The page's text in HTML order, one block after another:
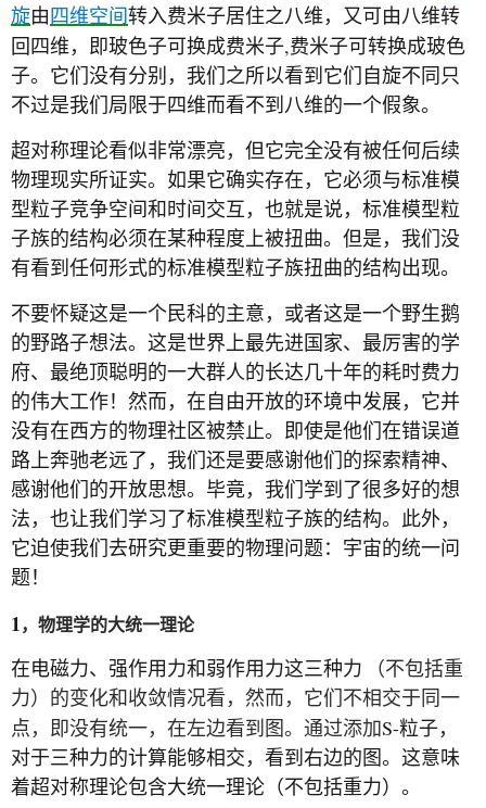
旋由 四维空间 转入费米子居住之八维，又可由八维转
回四维，即玻色子可换成费米子,费米子可转换成玻色
子。它们没有分别，我们之所以看到它们自旋不同只
不过是我们局限于四维而看不到八维的一个假象。
超对称理论看似非常漂亮，但它完全没有被任何后续
物理现实所证实。如果它确实存在，它必须与标准模
型粒子竞争空间和时间交互，也就是说，标准模型粒
子族的结构必须在某种程度上被扭曲。但是，我们没
有看到任何形式的标准模型粒子族扭曲的结构出现。
不要怀疑这是一个民科的主意，或者这是一个野生鹅
的野路子想法。这是世界上最先进国家、最厉害的学
府、最绝顶聪明的一大群人的长达几十年的耗时费力
的伟大工作！然而，在自由开放的环境中发展，它并
没有在西方的物理社区被禁止。即使是他们在错误道
路上奔驰老远了，我们还是要感谢他们的探索精神、
感谢他们的开放思想。毕竟，我们学到了很多好的想
法，也让我们学习了标准模型粒子族的结构。此外，
它迫使我们去研究更重要的物理问题：宇宙的统一问
题！
1，物理学的大统一理论
在电磁力、强作用力和弱作用力这三种力
（不包括重
力）的变化和收敛情况看，然而，它们不相交于同一
点，即没有统一，在左边看到图。通过添加S-粒子，
对于三种力的计算能够相交，看到右边的图。这意味
着超对称理论包含大统一理论（不包括重力）。